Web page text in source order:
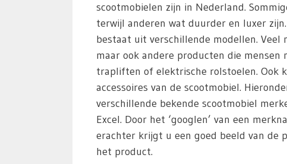
scootmobielen zijn in Nederland.
terwijl anderen wat duurder en luxer
bestaat uit verschillende modellen.
maar ook andere producten die
trapliften of elektrische rolstoelen. Ook
accessoires van de scootmobiel.
verschillende bekende scootmobiel
Excel. Door het ‘googlen’ van een
erachter krijgt u een goed beeld van de
het product.